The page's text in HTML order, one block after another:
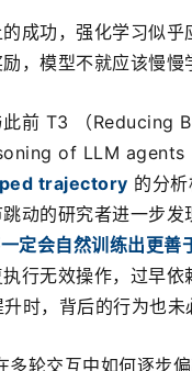
成功，强化学习似
，模型不就应该慢慢
此前 T3 （
of LLM agents
trajectory 的分
动的研究者进一步
定会自然训练出更善
行无效操作，过早
时，背后的行为也未
轮交互中如何逐步